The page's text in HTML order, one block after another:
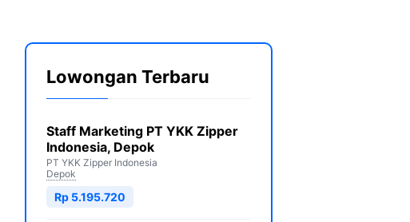
Lowongan Terbaru
Staff Marketing PT YKK Zipper
Indonesia, Depok
PT YKK Zipper Indonesia
Depok
Rp 5.195.720